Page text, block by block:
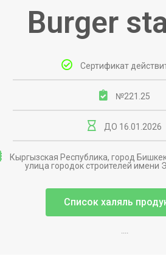
Burger
Сертификат
№221.25
ДО 16.01.2026
Кыргызская Республика, город
улица городок строителей имени
Список халяль
....